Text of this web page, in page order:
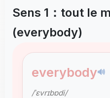
Sens 1：tout le
(everybody)
everybody🔊
/ˈɛvrɪbɒdi/